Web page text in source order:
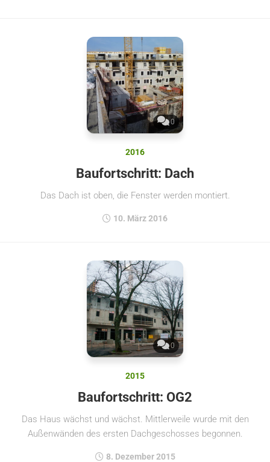
0
2016
Baufortschritt: Dach
Das Dach ist oben, die Fenster werden montiert.
10. März 2016
0
2015
Baufortschritt: OG2
Das Haus wächst und wächst. Mittlerweile wurde mit den
Außenwänden des ersten Dachgeschosses begonnen.
8. Dezember 2015